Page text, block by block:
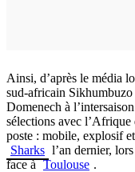
Ainsi, d’après le média
sud-africain
Domenech à
sélections avec
poste : mobile, explosif
Sharks l’an dernier,
face à Toulouse .